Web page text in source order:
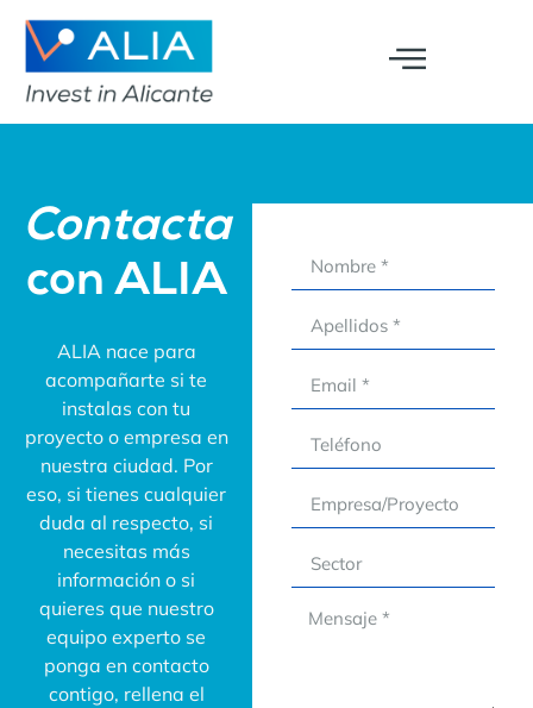
Contacta
con ALIA
ALIA nace para
acompañarte si te
instalas con tu
proyecto o empresa en
nuestra ciudad. Por
eso, si tienes cualquier
duda al respecto, si
necesitas más
información o si
quieres que nuestro
equipo experto se
ponga en contacto
contigo, rellena el